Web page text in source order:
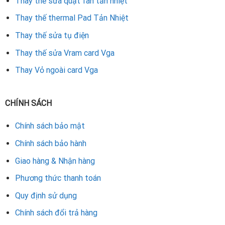
Thay thế thermal Pad Tản Nhiệt
Thay thế sửa tụ điện
Thay thế sửa Vram card Vga
Thay Vỏ ngoài card Vga
CHÍNH SÁCH
Chính sách bảo mật
Chính sách bảo hành
Giao hàng & Nhận hàng
Phương thức thanh toán
Quy định sử dụng
Chính sách đổi trả hàng